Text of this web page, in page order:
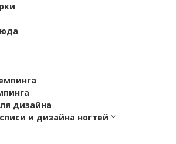
дизайна
и дизайна ногтей